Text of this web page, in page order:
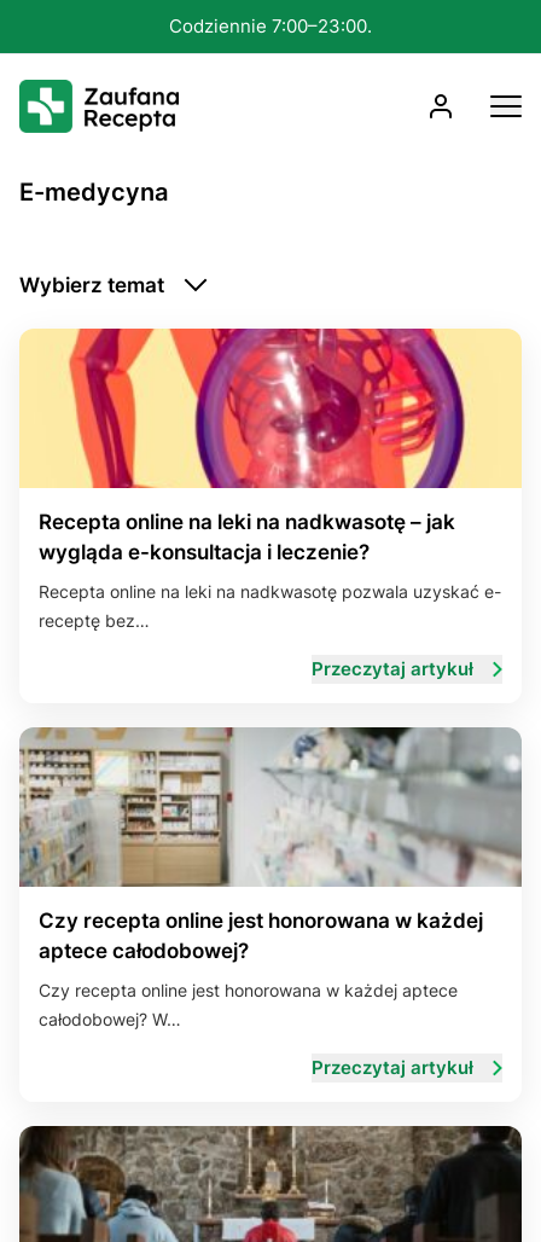
Konsultacja nawet w 15 minut.
E-medycyna
Wybierz temat
Choroby psychiczne Choroby zakaźne
Problemy intymne Telemedycyna
Układ hormonalny Układ krwionośny
Układ mięśniowo-szkieletowy Układ moczowy
Układ nerwowy Układ oddechowy
Układ rozrodczy Układ skórny Układ trawienny
Recepta online na leki na nadkwasotę – jak
wygląda e-konsultacja i leczenie?
Recepta online na leki na nadkwasotę pozwala uzyskać e-
receptę bez…
Przeczytaj artykuł
Czy recepta online jest honorowana w każdej
aptece całodobowej?
Czy recepta online jest honorowana w każdej aptece
całodobowej? W…
Przeczytaj artykuł